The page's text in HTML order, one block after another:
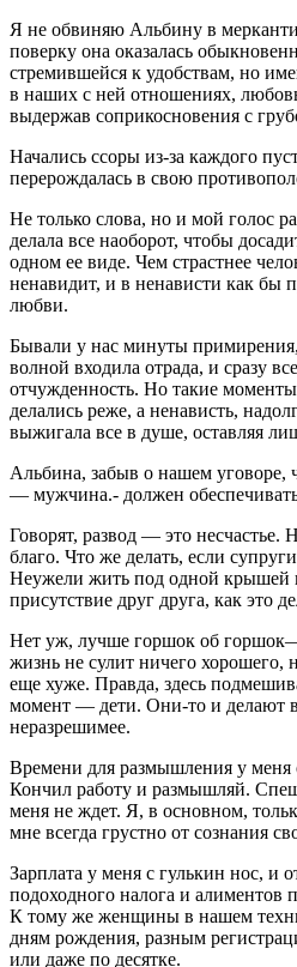
Я не обвиняю Альбину в
поверку она оказалась
стремившейся к удобствам, но
в наших с ней отношениях,
выдержав соприкосновения с
Начались ссоры из-за каждого
перерождалась в свою
Не только слова, но и мой голос
делала все наоборот, чтобы
одном ее виде. Чем страстнее
ненавидит, и в ненависти как бы
любви.
Бывали у нас минуты
волной входила отрада, и сразу
отчужденность. Но такие
делались реже, а ненависть,
выжигала все в душе, оставляя
Альбина, забыв о нашем
— мужчина.- должен
Говорят, развод — это
благо. Что же делать, если
Неужели жить под одной крышей
присутствие друг друга, как это
Нет уж, лучше горшок об
жизнь не сулит ничего хорошего,
еще хуже. Правда, здесь
момент — дети. Они-то и делают
неразрешимее.
Времени для размышления у меня
Кончил работу и размышляй.
меня не ждет. Я, в основном,
мне всегда грустно от сознания
Зарплата у меня с гулькин нос, и
подоходного налога и алиментов
К тому же женщины в нашем
дням рождения, разным
или даже по десятке.